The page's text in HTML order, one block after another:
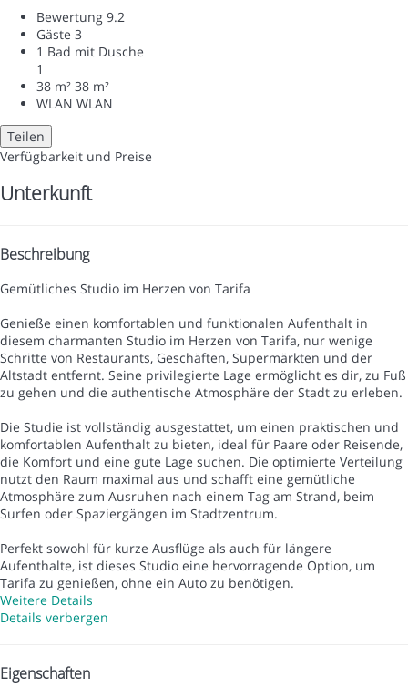
Bewertung 9.2
Gäste 3
1 Bad mit Dusche
1
38 m² 38 m²
WLAN WLAN
Teilen
Verfügbarkeit und Preise
Unterkunft
Beschreibung
Gemütliches Studio im Herzen von Tarifa
Genieße einen komfortablen und funktionalen Aufenthalt in
diesem charmanten Studio im Herzen von Tarifa, nur wenige
Schritte von Restaurants, Geschäften, Supermärkten und der
Altstadt entfernt. Seine privilegierte Lage ermöglicht es dir, zu Fuß
zu gehen und die authentische Atmosphäre der Stadt zu erleben.
Die Studie ist vollständig ausgestattet, um einen praktischen und
komfortablen Aufenthalt zu bieten, ideal für Paare oder Reisende,
die Komfort und eine gute Lage suchen. Die optimierte Verteilung
nutzt den Raum maximal aus und schafft eine gemütliche
Atmosphäre zum Ausruhen nach einem Tag am Strand, beim
Surfen oder Spaziergängen im Stadtzentrum.
Perfekt sowohl für kurze Ausflüge als auch für längere
Aufenthalte, ist dieses Studio eine hervorragende Option, um
Tarifa zu genießen, ohne ein Auto zu benötigen.
Weitere Details
Details verbergen
Eigenschaften